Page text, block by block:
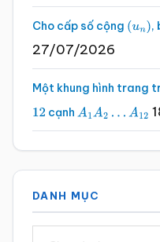
Cho cấp số cộng (un),
27/07/2026
Một khung hình trang
12 cạnh A1A2…A 12
DANH MỤC